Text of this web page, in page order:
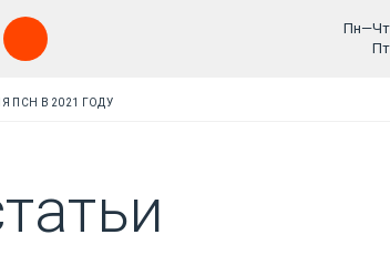
ПСН В 2021 ГОДУ